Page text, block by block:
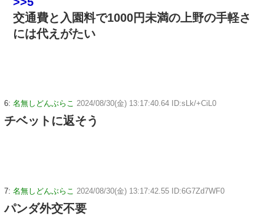
交通費と入園料で1000円未満の上野の手軽さ
には代えがたい
6: 名無しどんぶらこ 2024/08/30(金) 13:17:40.64 ID:sLk/+CiL0
チベットに返そう
7: 名無しどんぶらこ 2024/08/30(金) 13:17:42.55 ID:6G7Zd7WF0
パンダ外交不要